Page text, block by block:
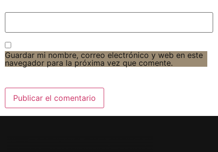
Guardar mi nombre, correo electrónico y web en este
navegador para la próxima vez que comente.